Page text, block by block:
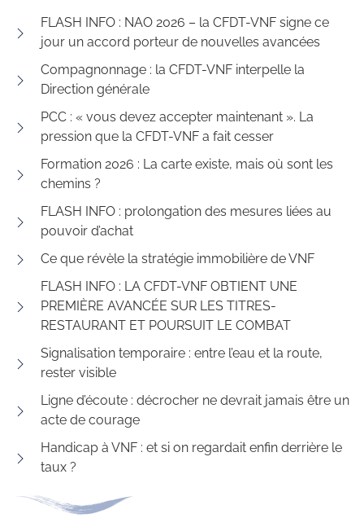
FLASH INFO : NAO 2026 – la CFDT-VNF signe ce
jour un accord porteur de nouvelles avancées
Compagnonnage : la CFDT-VNF interpelle la
Direction générale
PCC : « vous devez accepter maintenant ». La
pression que la CFDT-VNF a fait cesser
Formation 2026 : La carte existe, mais où sont les
chemins ?
FLASH INFO : prolongation des mesures liées au
pouvoir d’achat
Ce que révèle la stratégie immobilière de VNF
FLASH INFO : LA CFDT-VNF OBTIENT UNE
PREMIÈRE AVANCÉE SUR LES TITRES-
RESTAURANT ET POURSUIT LE COMBAT
Signalisation temporaire : entre l’eau et la route,
rester visible
Ligne d’écoute : décrocher ne devrait jamais être un
acte de courage
Handicap à VNF : et si on regardait enfin derrière le
taux ?